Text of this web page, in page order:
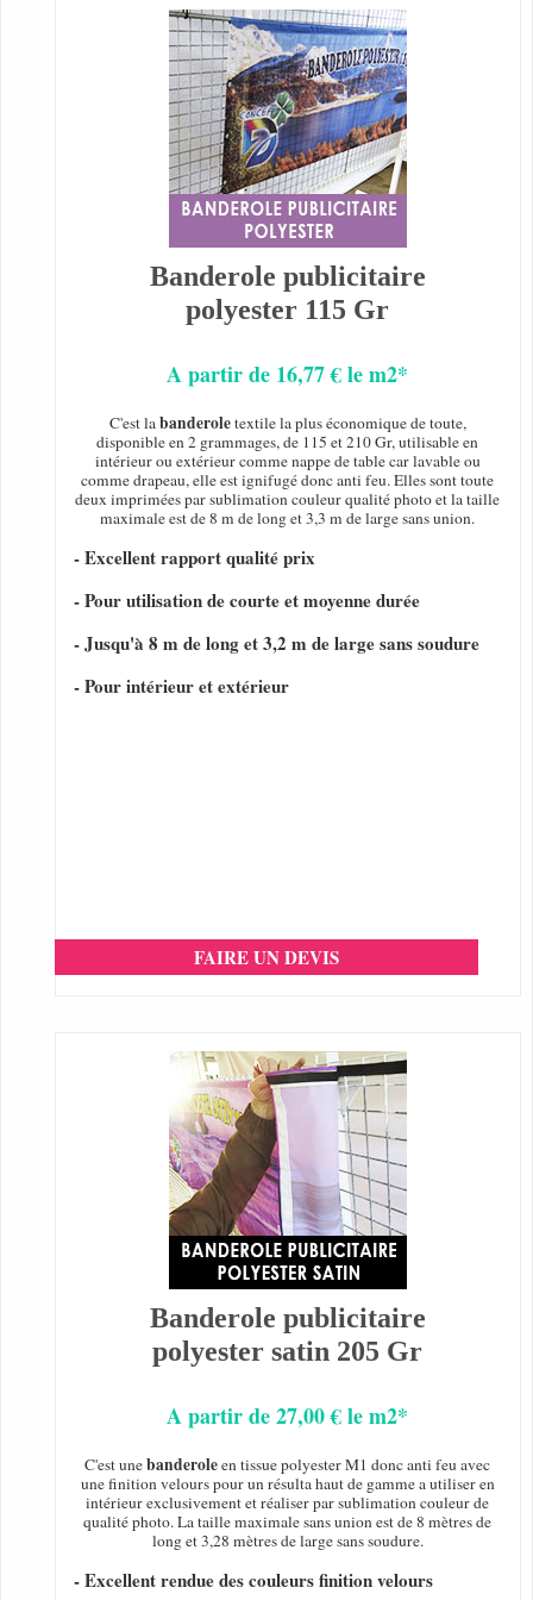
Banderole publicitaire
polyester 115 Gr
A partir de 16,77 € le m2*
C'est labanderoletextile la plus économique de toute,
disponible en 2 grammages, de 115 et 210 Gr, utilisable en
intérieur ou extérieur comme nappe de table car lavable ou
comme drapeau, elle est ignifugé donc anti feu. Elles sont toute
deux imprimées par sublimation couleur qualité photo et la taille
maximale est de 8 m de long et 3,3 m de large sans union.
- Excellent rapport qualité prix
- Pour utilisation de courte et moyenne durée
- Jusqu'à 8 m de long et 3,2 m de large sans soudure
- Pour intérieur et extérieur
FAIRE UN DEVIS
Banderole publicitaire
polyester satin 205 Gr
A partir de 27,00 € le m2*
C'est unebanderoleen tissue polyester M1 donc anti feu avec
une finition velours pour un résulta haut de gamme a utiliser en
intérieur exclusivement et réaliser par sublimation couleur de
qualité photo. La taille maximale sans union est de 8 mètres de
long et 3,28 mètres de large sans soudure.
- Excellent rendue des couleurs finition velours